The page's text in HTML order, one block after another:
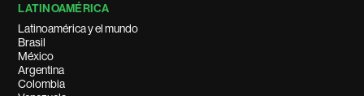
LATINOAMÉRICA
Latinoamérica y el mundo
Brasil
México
Argentina
Colombia